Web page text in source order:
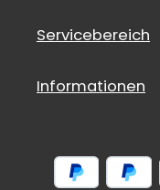
Servicebereich
Informationen